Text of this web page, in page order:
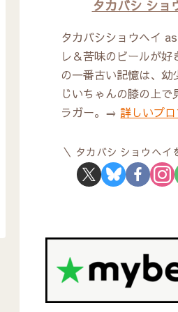
タカバシ ショ
タカバシショウヘイ
レ＆苦味のビールが好
の一番古い記憶は、幼
じいちゃんの膝の上で
ラガー。⇒詳しいプ
タカバシ ショウヘイ